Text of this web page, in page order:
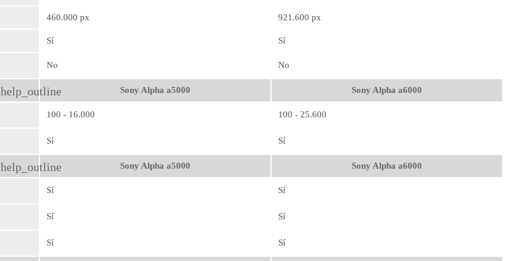
460.000 px 921.600 px
Sí Sí
No No
help_outline Sony Alpha a5000 Sony Alpha a6000
100 - 16.000 100 - 25.600
Sí Sí
help_outline Sony Alpha a5000 Sony Alpha a6000
Sí Sí
Sí Sí
Sí Sí